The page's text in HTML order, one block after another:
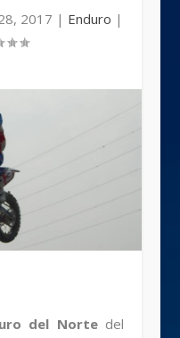
2017 | Enduro |
del Nortedel